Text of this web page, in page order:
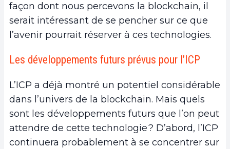
façon dont nous percevons la blockchain, il
serait intéressant de se pencher sur ce que
l’avenir pourrait réserver à ces technologies.
Les développements futurs prévus pour l’ICP
L’ICP a déjà montré un potentiel considérable
dans l’univers de la blockchain. Mais quels
sont les développements futurs que l’on peut
attendre de cette technologie ? D’abord, l’ICP
continuera probablement à se concentrer sur